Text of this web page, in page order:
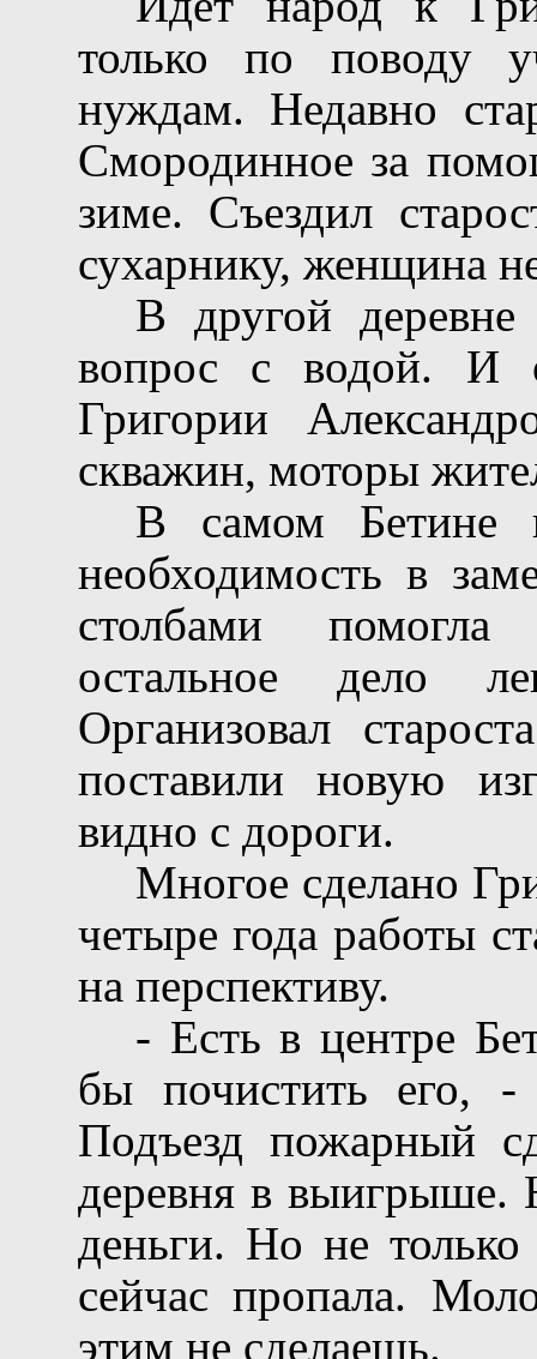
только по поводу
нуждам. Недавно
Смородинное за
зиме. Съездил
сухарнику, женщина
В другой
вопрос с водой. И
Григории
скважин, моторы
В самом Бетине
необходимость в
столбами помогла
остальное дело
Организовал
поставили новую
видно с дороги.
Многое сделано
четыре года работы
на перспективу.
- Есть в центре
бы почистить его,
Подъезд пожарный
деревня в выигрыше.
деньги. Но не
сейчас пропала.
этим не сделаешь.